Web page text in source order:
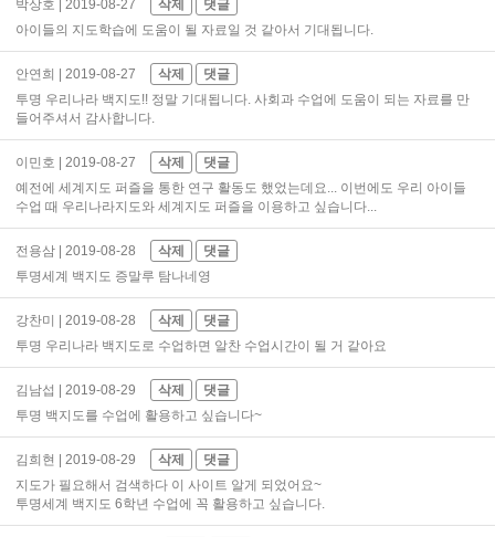
박상호 | 2019-08-27 삭제
댓글
아이들의 지도학습에 도움이 될 자료일 것 같아서 기대됩니다.
안연희 | 2019-08-27 삭제
댓글
투명 우리나라 백지도!! 정말 기대됩니다. 사회과 수업에 도움이 되는 자료를 만
들어주셔서 감사합니다.
이민호 | 2019-08-27 삭제
댓글
예전에 세계지도 퍼즐을 통한 연구 활동도 했었는데요... 이번에도 우리 아이들
수업 때 우리나라지도와 세계지도 퍼즐을 이용하고 싶습니다...
전용삼 | 2019-08-28 삭제
댓글
투명세계 백지도 증말루 탐나네영
강찬미 | 2019-08-28 삭제
댓글
투명 우리나라 백지도로 수업하면 알찬 수업시간이 될 거 같아요
김남섭 | 2019-08-29 삭제
댓글
투명 백지도를 수업에 활용하고 싶습니다~
김희현 | 2019-08-29 삭제
댓글
지도가 필요해서 검색하다 이 사이트 알게 되었어요~
투명세계 백지도 6학년 수업에 꼭 활용하고 싶습니다.